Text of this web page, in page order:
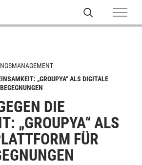
„GROUPYA“ ALS DIGITALE
DIE
„GROUPYA“ ALS
FÜR